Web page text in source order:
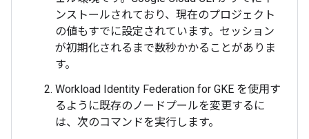
ンストールされており、現在のプロジェクト
の値もすでに設定されています。セッション
が初期化されるまで数秒かかることがありま
す。
Workload Identity Federation for GKE を使用す
るように既存のノードプールを変更するに
は、次のコマンドを実行します。